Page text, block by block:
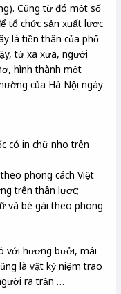
Cũng từ đó một số
tổ chức sản xuất lược
là tiền thân của phố
từ xa xưa, người
hình thành một
của Hà Nội ngày
có in chữ nho trên
phong cách Việt
trên thân lược;
và bé gái theo phong
với hương bưởi, mái
là vật kỷ niệm trao
ra trận …